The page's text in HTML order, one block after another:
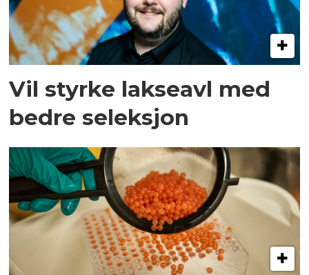
Vil styrke lakseavl med
bedre seleksjon